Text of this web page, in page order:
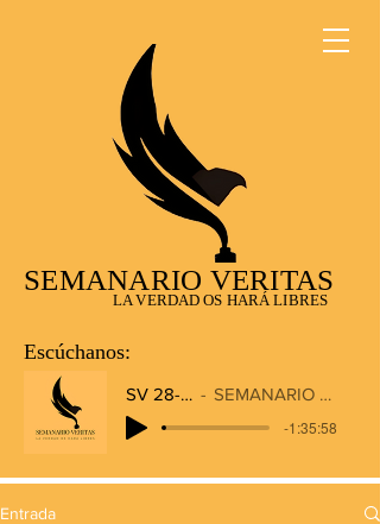
SEMANARIO VERITAS
LA VERDAD OS HARÁ LIBRES
Escúchanos:
SV 28-12-2025
SEMANARIO VERITAS RADIO
-1:35:58
Entrada